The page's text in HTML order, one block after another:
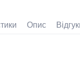
Опис